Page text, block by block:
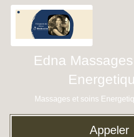
Edna
Massages et soins
Appeler